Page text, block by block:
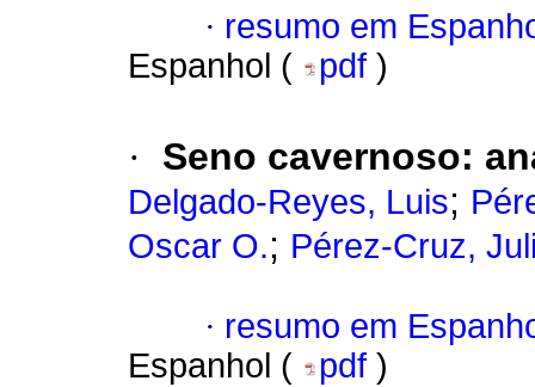
· resumo em
Espanhol (
pdf )
· Seno cavernoso:
Delgado-Reyes, Luis;
Oscar O.; Pérez-Cruz,
· resumo em
Espanhol (
pdf )